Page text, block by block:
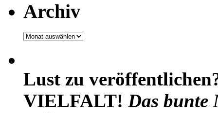
Archiv
Archiv
Lust zu
VIELFALT! Das bunte